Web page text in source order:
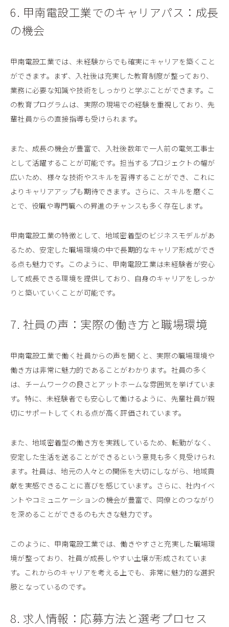
6. 甲南電設工業でのキャリアパス：成長
の機会
甲南電設工業では、未経験からでも確実にキャリアを築くこと
ができます。まず、入社後は充実した教育制度が整っており、
業務に必要な知識や技術をしっかりと学ぶことができます。こ
の教育プログラムは、実際の現場での経験を重視しており、先
輩社員からの直接指導も受けられます。
また、成長の機会が豊富で、入社後数年で一人前の電気工事士
として活躍することが可能です。担当するプロジェクトの幅が
広いため、様々な技術やスキルを習得することができ、これに
よりキャリアアップも期待できます。さらに、スキルを磨くこ
とで、役職や専門職への昇進のチャンスも多く存在します。
甲南電設工業の特徴として、地域密着型のビジネスモデルがあ
るため、安定した職場環境の中で長期的なキャリア形成ができ
る点も魅力です。このように、甲南電設工業は未経験者が安心
して成長できる環境を提供しており、自身のキャリアをしっか
りと築いていくことが可能です。
7. 社員の声：実際の働き方と職場環境
甲南電設工業で働く社員からの声を聞くと、実際の職場環境や
働き方は非常に魅力的であることがわかります。社員の多く
は、チームワークの良さとアットホームな雰囲気を挙げていま
す。特に、未経験者でも安心して働けるように、先輩社員が親
切にサポートしてくれる点が高く評価されています。
また、地域密着型の働き方を実践しているため、転勤がなく、
安定した生活を送ることができるという意見も多く見受けられ
ます。社員は、地元の人々との関係を大切にしながら、地域貢
献を実感できることに喜びを感じています。さらに、社内イベ
ントやコミュニケーションの機会が豊富で、同僚とのつながり
を深めることができるのも大きな魅力です。
このように、甲南電設工業では、働きやすさと充実した職場環
境が整っており、社員が成長しやすい土壌が形成されていま
す。これからのキャリアを考える上でも、非常に魅力的な選択
肢となっているのです。
8. 求人情報：応募方法と選考プロセス